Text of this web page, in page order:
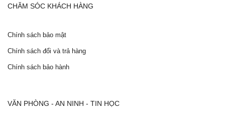
CHĂM SÓC KHÁCH HÀNG
Chính sách bảo mật
Chính sách đổi và trả hàng
Chính sách bảo hành
VĂN PHÒNG - AN NINH - TIN HỌC